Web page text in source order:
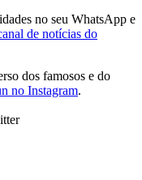
no seu WhatsApp e
de notícias do
dos famosos e do
no Instagram.